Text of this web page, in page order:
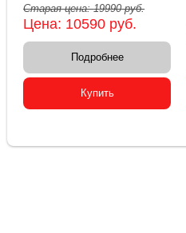
Старая цена:19990руб.
Цена: 10590 руб.
Подробнее
Купить